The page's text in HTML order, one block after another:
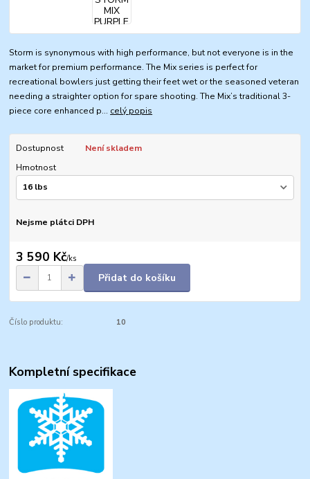
Storm is synonymous with high performance, but not everyone is in the
market for premium performance. The Mix series is perfect for
recreational bowlers just getting their feet wet or the seasoned veteran
needing a straighter option for spare shooting. The Mix’s traditional 3-
piece core enhanced p... celý popis
Dostupnost
Není skladem
Hmotnost
Nejsme plátci DPH
3 590 Kč/ks
Přidat do košíku
Číslo produktu: 10
Kompletní specifikace